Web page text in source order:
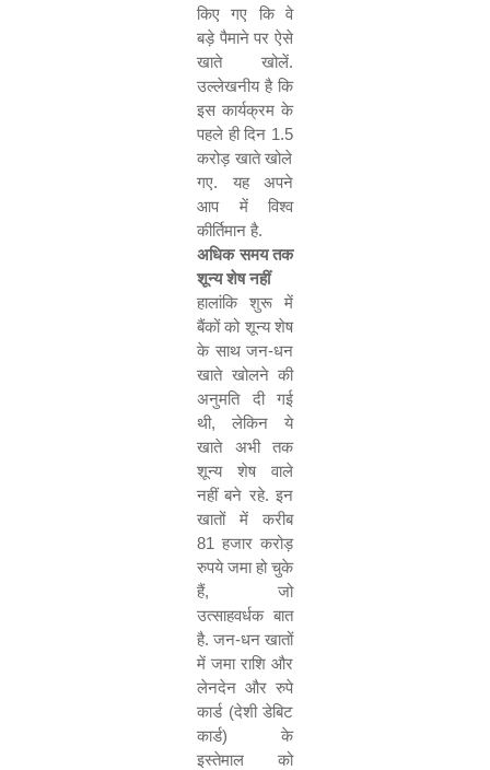
किए गए कि वे
बड़े पैमाने पर ऐसे
खाते खोलें.
उल्लेखनीय है कि
इस कार्यक्रम के
पहले ही दिन 1.5
करोड़ खाते खोले
गए. यह अपने
आप में विश्व
कीर्तिमान है.
अधिक समय तक
शून्य शेष नहीं
हालांकि शुरू में
बैंकों को शून्य शेष
के साथ जन-धन
खाते खोलने की
अनुमति दी गई
थी, लेकिन ये
खाते अभी तक
शून्य शेष वाले
नहीं बने रहे. इन
खातों में करीब
81 हजार करोड़
रुपये जमा हो चुके
हैं, जो
उत्साहवर्धक बात
है. जन-धन खातों
में जमा राशि और
लेनदेन और रुपे
कार्ड (देशी डेबिट
कार्ड) के
इस्तेमाल को